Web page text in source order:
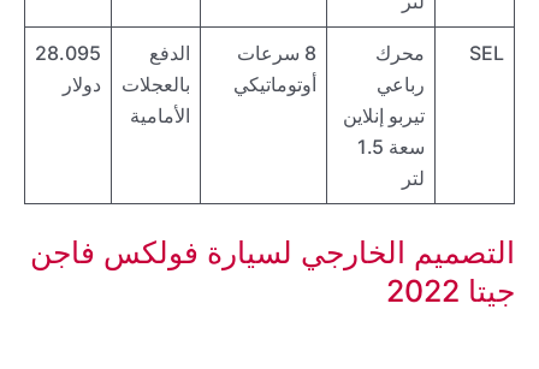
SEL
محرك
رباعي
تيربو إنلاين
سعة 1.5
لتر
8 سرعات
أوتوماتيكي
الدفع
بالعجلات
الأمامية
28.095
دولار
التصميم الخارجي لسيارة فولكس فاجن
جيتا 2022